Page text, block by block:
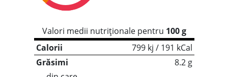
Valori medii nutriționale pentru 100 g
Calorii
799 kj / 191 kCal
Grăsimi
8.2 g